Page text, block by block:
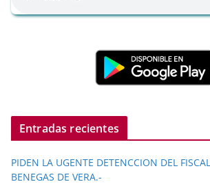
Entradas recientes
PIDEN LA UGENTE DETENCCION DEL
BENEGAS DE VERA.-